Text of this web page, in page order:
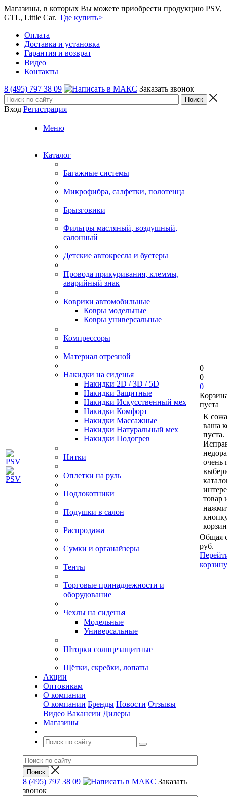
Магазины, в которых Вы можете приобрести продукцию PSV,
GTL, Little Car. Где купить>
Оплата
Доставка и установка
Гарантия и возврат
Видео
Контакты
8 (495) 797 38 09
Заказать звонок
Вход Регистрация
Меню
Каталог
Багажные системы
Микрофибра, салфетки, полотенца
Брызговики
Фильтры масляный, воздушный,
салонный
Детские автокресла и бустеры
Провода прикуривания, клеммы,
аварийный знак
Коврики автомобильные
Ковры модельные
Ковры универсальные
Компрессоры
Материал отрезной
Накидки на сиденья
Накидки 2D / 3D / 5D
Накидки Защитные
Накидки Искусственный мех
Накидки Комфорт
Накидки Массажные
Накидки Натуральный мех
Накидки Подогрев
Нитки
Оплетки на руль
Подлокотники
Подушки в салон
Распродажа
Сумки и органайзеры
Тенты
Торговые принадлежности и
оборудование
Чехлы на сиденья
Модельные
Универсальные
Шторки солнцезащитные
Щётки, скребки, лопаты
Акции
Оптовикам
О компании
О компании Бренды Новости Отзывы
Видео Вакансии Дилеры
Магазины
8 (495) 797 38 09
Заказать
звонок
0
0
0
пуста
К
ваша
пуста.
очень
товар
Общая
руб.
корзину